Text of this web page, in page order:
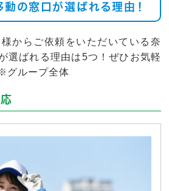
の窓口が選ばれる理由！
からご依頼をいただいている奈
選ばれる理由は5つ！ぜひお気軽
グループ全体